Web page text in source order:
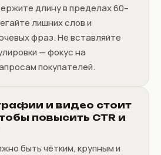
длину в пределах 60–
лишних слов и
фраз. Не вставляйте
— фокус на
покупателей.
и видео стоит
повысить CTR и
быть чётким, крупным и